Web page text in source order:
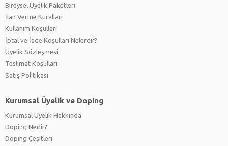
Bireysel Üyelik Paketleri
İlan Verme Kuralları
Kullanım Koşulları
İptal ve İade Koşulları Nelerdir?
Üyelik Sözleşmesi
Teslimat Koşulları
Satış Politikası
Kurumsal Üyelik ve Doping
Kurumsal Üyelik Hakkında
Doping Nedir?
Doping Çeşitleri